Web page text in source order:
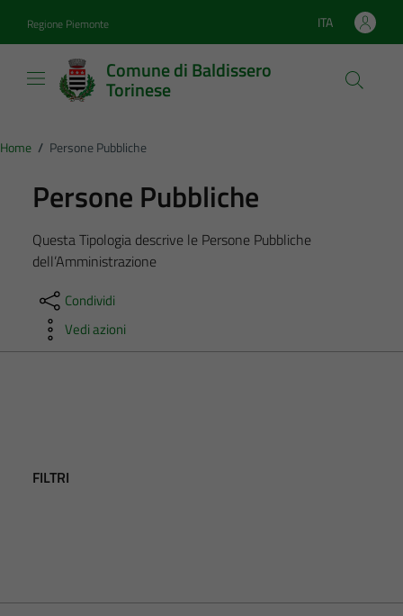
Regione Piemonte Lingua attiva:
ITA
Comune di Baldissero
Torinese
Home / Persone Pubbliche
Persone Pubbliche
Questa Tipologia descrive le Persone Pubbliche
dell’Amministrazione
Condividi
Vedi azioni
FILTRI